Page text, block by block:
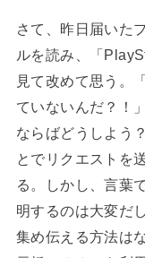
さて、昨日届いた
ルを読み、「
見て改めて思う。
ていないんだ？！」
ならばどうしよう
とでリクエストを
る。しかし、言葉
明するのは大変だ
集め伝える方法は